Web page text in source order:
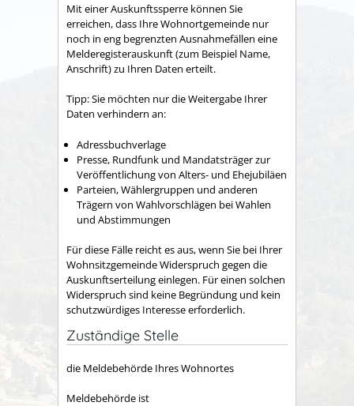
Mit einer Auskunftssperre können Sie
erreichen, dass Ihre Wohnortgemeinde nur
noch in eng begrenzten Ausnahmefällen eine
Melderegisterauskunft(zum Beispiel Name,
Anschrift)zu Ihren Daten erteilt.
Tipp: Sie möchten nur die Weitergabe Ihrer
Daten verhindern an:
Adressbuchverlage
Presse, Rundfunk und Mandatsträger zur
Veröffentlichung von Alters- und Ehejubiläen
Parteien, Wählergruppen und anderen
Trägern von Wahlvorschlägen bei Wahlen
und Abstimmungen
Für diese Fälle reicht es aus, wenn Sie bei Ihrer
Wohnsitzgemeinde Widerspruch gegen die
Auskunftserteilung einlegen. Für einen solchen
Widerspruch sind keine Begründung und kein
schutzwürdiges Interesse erforderlich.
Zuständige Stelle
die Meldebehörde Ihres Wohnortes
Meldebehörde ist